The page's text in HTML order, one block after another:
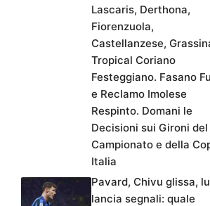
Lascaris, Derthona,
Fiorenzuola,
Castellanzese,
Tropical Coriano
Festeggiano. Fasano
e Reclamo Imolese
Respinto. Domani le
Decisioni sui Gironi del
Campionato e della
Italia
Pavard, Chivu glissa,
lancia segnali: quale